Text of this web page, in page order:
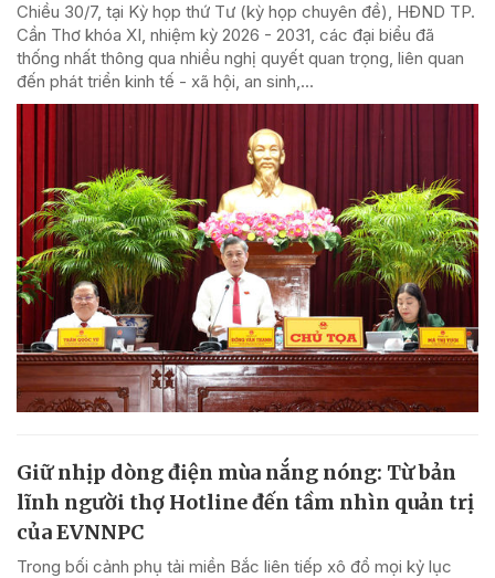
Chiều 30/7, tại Kỳ họp thứ Tư (kỳ họp chuyên đề), HĐND TP.
Cần Thơ khóa XI, nhiệm kỳ 2026 - 2031, các đại biểu đã
thống nhất thông qua nhiều nghị quyết quan trọng, liên quan
đến phát triển kinh tế - xã hội, an sinh,...
Giữ nhịp dòng điện mùa nắng nóng: Từ bản
lĩnh người thợ Hotline đến tầm nhìn quản trị
của EVNNPC
Trong bối cảnh phụ tải miền Bắc liên tiếp xô đổ mọi kỷ lục